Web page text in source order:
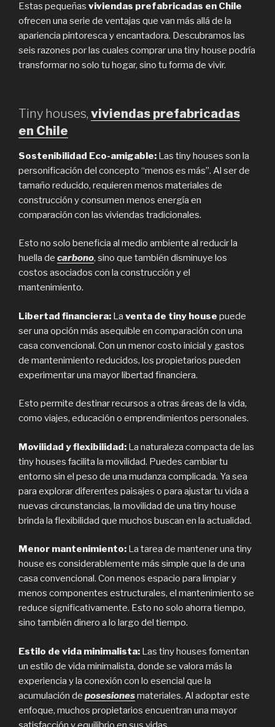
Estas pequeñas viviendas prefabricadas en Chile
ofrecen una serie de ventajas que van más allá de la
apariencia pintoresca y encantadora. Descubramos las
seis razones por las cuales comprar una tiny house podría
transformar no solo tu hogar, sino tu forma de vivir.
Tiny houses, viviendas prefabricadas
en Chile
Sostenibilidad Eco-amigable: Las tiny houses son la
personificación del concepto “menos es más”. Al ser de
tamaño reducido, requieren menos materiales de
construcción y consumen menos energía en
comparación con las viviendas tradicionales.
Esto no solo beneficia al medio ambiente al reducir la
huella de carbono, sino que también disminuye los
costos asociados con la construcción y el
mantenimiento.
Libertad financiera: La venta de tiny house puede
ser una opción más asequible en comparación con una
casa convencional. Con un menor costo inicial y gastos
de mantenimiento reducidos, los propietarios pueden
experimentar una mayor libertad financiera.
Esto permite destinar recursos a otras áreas de la vida,
como viajes, educación o emprendimientos personales.
Movilidad y flexibilidad: La naturaleza compacta de las
tiny houses facilita la movilidad. Puedes cambiar tu
entorno sin el peso de una mudanza complicada. Ya sea
para explorar diferentes paisajes o para ajustar tu vida a
nuevas circunstancias, la movilidad de una tiny house
brinda la flexibilidad que muchos buscan en la actualidad.
Menor mantenimiento: La tarea de mantener una tiny
house es considerablemente más simple que la de una
casa convencional. Con menos espacio para limpiar y
menos componentes estructurales, el mantenimiento se
reduce significativamente. Esto no solo ahorra tiempo,
sino también dinero a lo largo del tiempo.
Estilo de vida minimalista: Las tiny houses fomentan
un estilo de vida minimalista, donde se valora más la
experiencia y la conexión con lo esencial que la
acumulación de posesionesmateriales. Al adoptar este
enfoque, muchos propietarios encuentran una mayor